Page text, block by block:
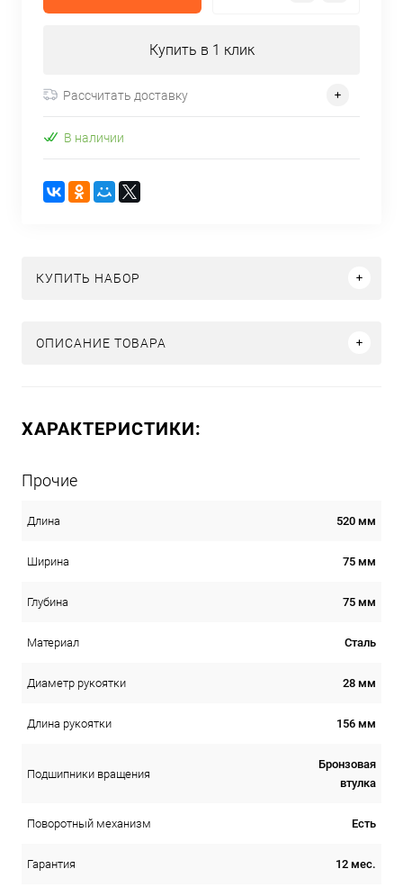
Купить в 1 клик
Рассчитать доставку
В наличии
КУПИТЬ НАБОР
ОПИСАНИЕ ТОВАРА
ХАРАКТЕРИСТИКИ:
Прочие
Длина 520 мм
Ширина 75 мм
Глубина 75 мм
Материал Сталь
Диаметр рукоятки 28 мм
Длина рукоятки 156 мм
Подшипники вращения
Бронзовая
втулка
Поворотный механизм Есть
Гарантия 12 мес.